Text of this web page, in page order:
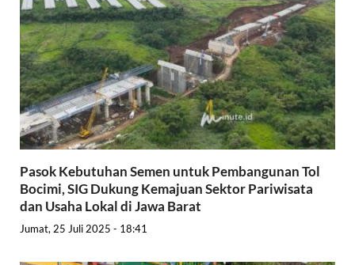
Pasok Kebutuhan Semen untuk Pembangunan Tol
Bocimi, SIG Dukung Kemajuan Sektor Pariwisata
dan Usaha Lokal di Jawa Barat
Jumat, 25 Juli 2025 - 18:41